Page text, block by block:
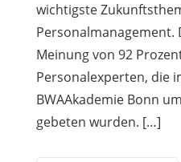
wichtigste
Personalmanagement.
Meinung von 92
Personalexperten, die
BWAAkademie Bonn
gebeten wurden. […]